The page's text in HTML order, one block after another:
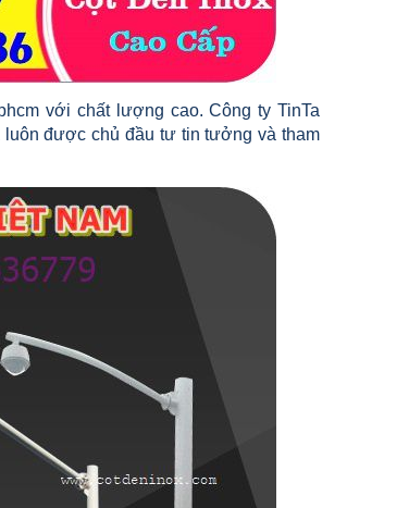
với chất lượng cao. Công ty TinTa
được chủ đầu tư tin tưởng và tham